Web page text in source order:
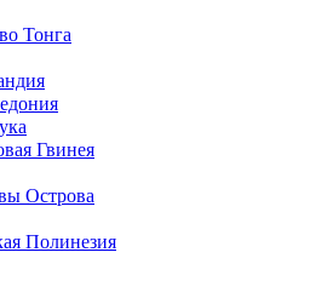
Тонга
Гвинея
Острова
Полинезия